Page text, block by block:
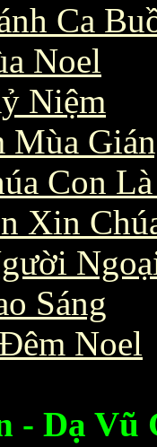
Ca
Noel
Niệm
Mùa
Con
Xin
Sáng
Noel
- Dạ Vũ